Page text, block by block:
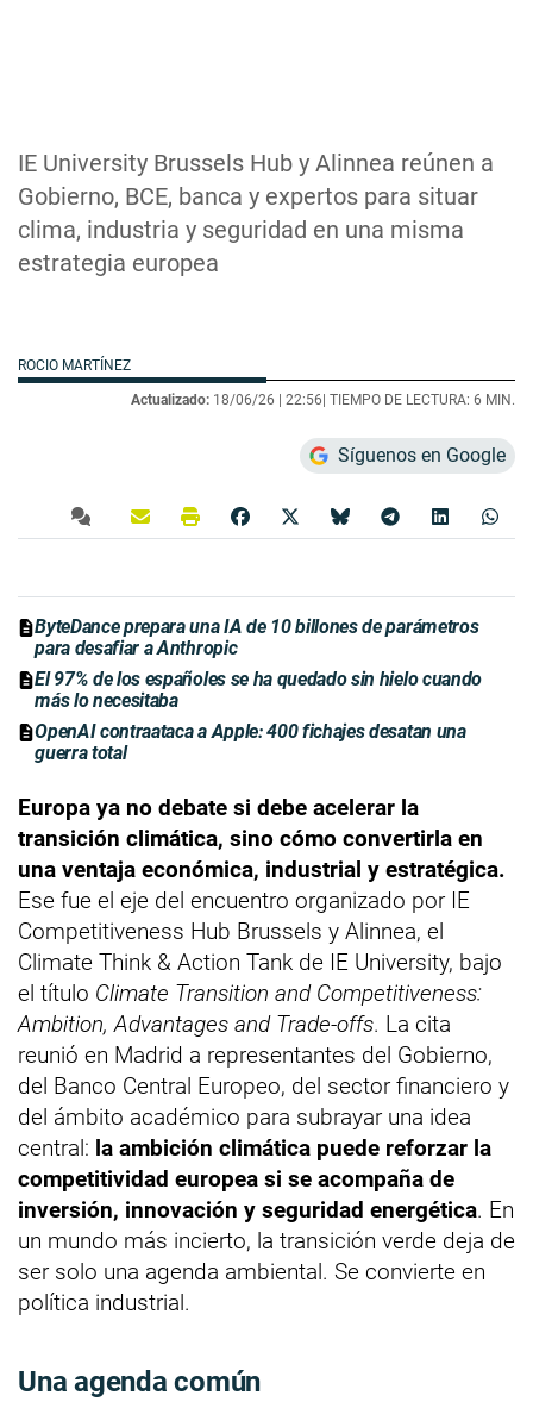
IE University Brussels Hub y Alinnea reúnen a
Gobierno, BCE, banca y expertos para situar
clima, industria y seguridad en una misma
estrategia europea
ROCIO MARTÍNEZ
Actualizado: 18/06/26 | 22:56 | TIEMPO DE LECTURA: 6 MIN.
Síguenos en Google
ByteDance prepara una IA de 10 billones de parámetros
para desafiar a Anthropic
El 97% de los españoles se ha quedado sin hielo cuando
más lo necesitaba
OpenAI contraataca a Apple: 400 fichajes desatan una
guerra total
Europa ya no debate si debe acelerar la
transición climática, sino cómo convertirla en
una ventaja económica, industrial y estratégica.
Ese fue el eje del encuentro organizado por IE
Competitiveness Hub Brussels y Alinnea, el
Climate Think & Action Tank de IE University, bajo
el título Climate Transition and Competitiveness:
Ambition, Advantages and Trade-offs. La cita
reunió en Madrid a representantes del Gobierno,
del Banco Central Europeo, del sector financiero y
del ámbito académico para subrayar una idea
central: la ambición climática puede reforzar la
competitividad europea si se acompaña de
inversión, innovación y seguridad energética. En
un mundo más incierto, la transición verde deja de
ser solo una agenda ambiental. Se convierte en
política industrial.
Una agenda común